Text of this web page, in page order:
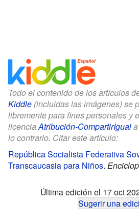
Todo el contenido de los artículos
Kiddle (incluidas las imágenes) se
libremente para fines personales y
licenciaAtribución-CompartirIgual
lo contrario. Citar este artículo:
República Socialista Federativa
Transcaucasia para Niños.
Última edición el 17 oct
Sugerir una